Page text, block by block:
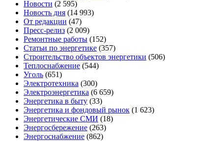
Новости (2 595)
Новость дня (14 993)
От редакции (47)
Пресс-релиз (2 009)
Ремонтные работы (152)
Статьи по энергетике (357)
Строительство объектов энергетики (506)
Теплоснабжение (544)
Уголь (651)
Электротехника (300)
Электроэнергетика (6 659)
Энергетика в быту (33)
Энергетика и фондовый рынок (1 623)
Энергетические СМИ (18)
Энергосбережение (263)
Энергоснабжение (862)